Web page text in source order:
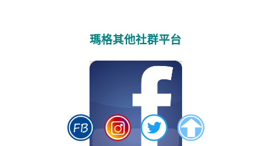
瑪格其他社群平台